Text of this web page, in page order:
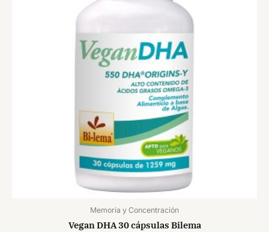
Memoria y Concentración
Vegan DHA 30 cápsulas Bilema